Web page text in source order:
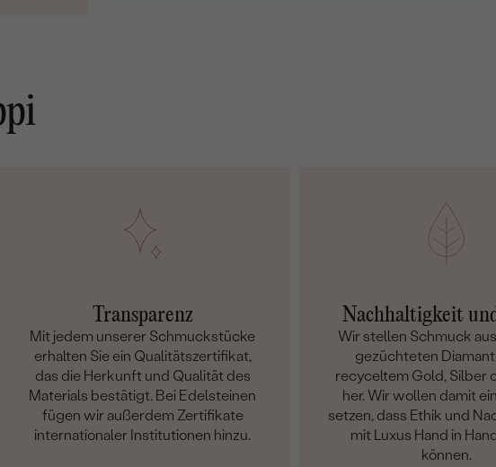
Transparenz
Mit jedem unserer Schmuckstücke
erhalten Sie ein Qualitätszertifikat,
das die Herkunft und Qualität des
Materials bestätigt. Bei Edelsteinen
fügen wir außerdem Zertifikate
internationaler Institutionen hinzu.
Nachhaltigkeit
Wir stellen Schmuck
gezüchteten
recyceltem Gold, Silber
her. Wir wollen damit
setzen, dass Ethik und
mit Luxus Hand in
können.